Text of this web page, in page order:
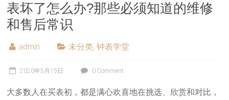
表坏了怎么办?那些必须知道的维修
和售后常识
admin 未分类,钟表学堂
2020年5月15日 0 Comment
大多数人在买表初，都是满心欢喜地在挑选、欣赏和对比，